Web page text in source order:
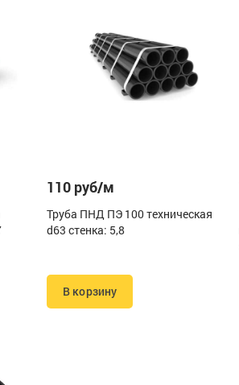
110 руб/м
Труба ПНД ПЭ 100 техническая
d63 стенка: 5,8
В корзину